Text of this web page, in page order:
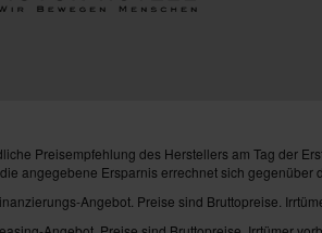
Preisempfehlung des Herstellers am Tag der
angegebene Ersparnis errechnet sich
Angebot. Preise sind Bruttopreise.